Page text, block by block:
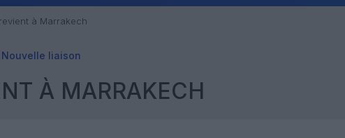
à Marrakech
Nouvelle liaison
À MARRAKECH